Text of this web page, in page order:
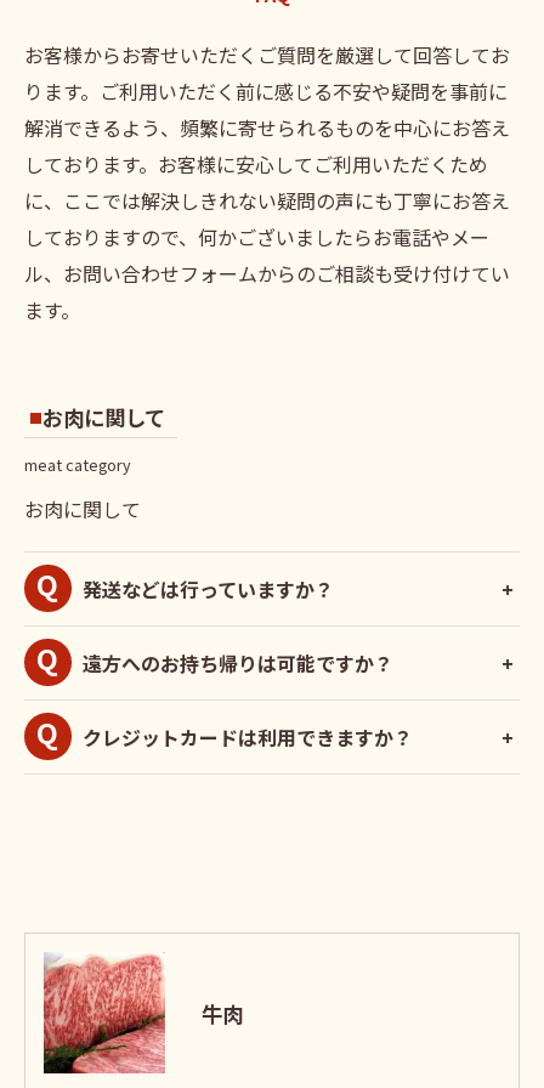
お客様からお寄せいただくご質問を厳選して回答してお
ります。ご利用いただく前に感じる不安や疑問を事前に
解消できるよう、頻繁に寄せられるものを中心にお答え
しております。お客様に安心してご利用いただくため
に、ここでは解決しきれない疑問の声にも丁寧にお答え
しておりますので、何かございましたらお電話やメー
ル、お問い合わせフォームからのご相談も受け付けてい
ます。
お肉に関して
meat category
お肉に関して
発送などは行っていますか？
遠方へのお持ち帰りは可能ですか？
クレジットカードは利用できますか？
牛肉